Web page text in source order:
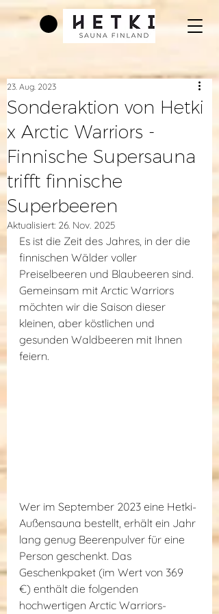
Sonderaktion von Hetki
x Arctic Warriors -
Finnische Supersauna
trifft finnische
Superbeeren
23. Aug. 2023
Aktualisiert: 26. Nov. 2025
Es ist die Zeit des Jahres, in der die
finnischen Wälder voller
Preiselbeeren und Blaubeeren sind.
Gemeinsam mit Arctic Warriors
möchten wir die Saison dieser
kleinen, aber köstlichen und
gesunden Waldbeeren mit Ihnen
feiern.
Wer im September 2023 eine Hetki-
Außensauna bestellt, erhält ein Jahr
lang genug Beerenpulver für eine
Person geschenkt. Das
Geschenkpaket (im Wert von 369
€) enthält die folgenden
hochwertigen Arctic Warriors-